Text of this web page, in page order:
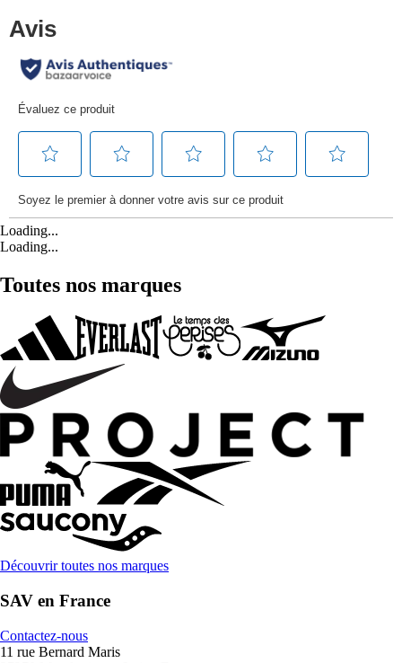
Loading...
Loading...
Toutes nos marques
Découvrir toutes nos marques
SAV en France
Contactez-nous
11 rue Bernard Maris